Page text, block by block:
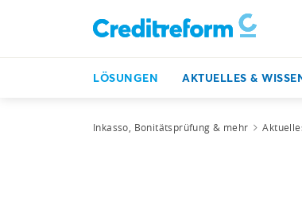
LÖSUNGEN AKTUELLES &
Inkasso, Bonitätsprüfung & mehr